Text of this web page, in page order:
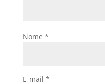
Nome *
E-mail *